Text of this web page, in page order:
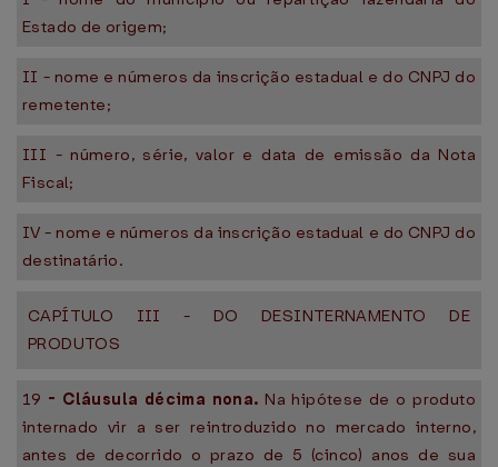
Estado de origem;
II - nome e números da inscrição estadual e do CNPJ do
remetente;
III - número, série, valor e data de emissão da Nota
Fiscal;
IV - nome e números da inscrição estadual e do CNPJ do
destinatário.
CAPÍTULO III - DO DESINTERNAMENTO DE
PRODUTOS
19 - Cláusula décima nona. Na hipótese de o produto
internado vir a ser reintroduzido no mercado interno,
antes de decorrido o prazo de 5 (cinco) anos de sua